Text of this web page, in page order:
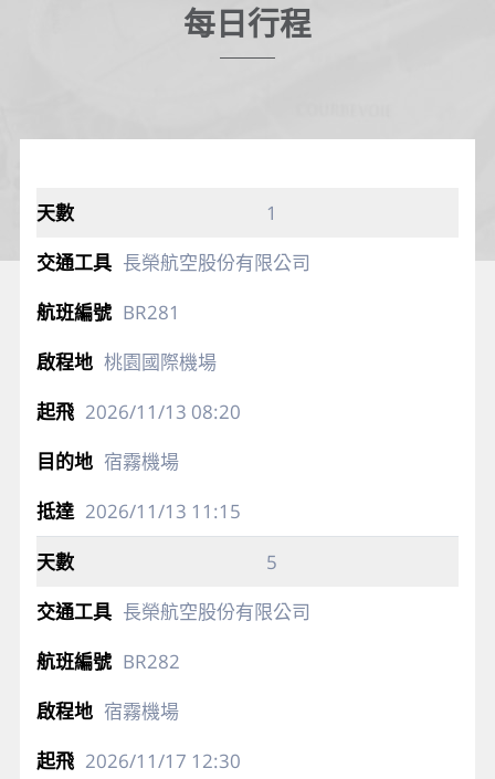
每日行程
1
長榮航空股份有限公司
BR281
桃園國際機場
2026/11/13 08:20
宿霧機場
2026/11/13 11:15
5
長榮航空股份有限公司
BR282
宿霧機場
2026/11/17 12:30